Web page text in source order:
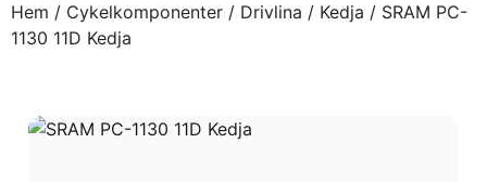
Hem / Cykelkomponenter / Drivlina / Kedja / SRAM PC-
1130 11D Kedja